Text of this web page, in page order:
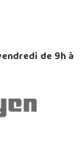
de 9h à